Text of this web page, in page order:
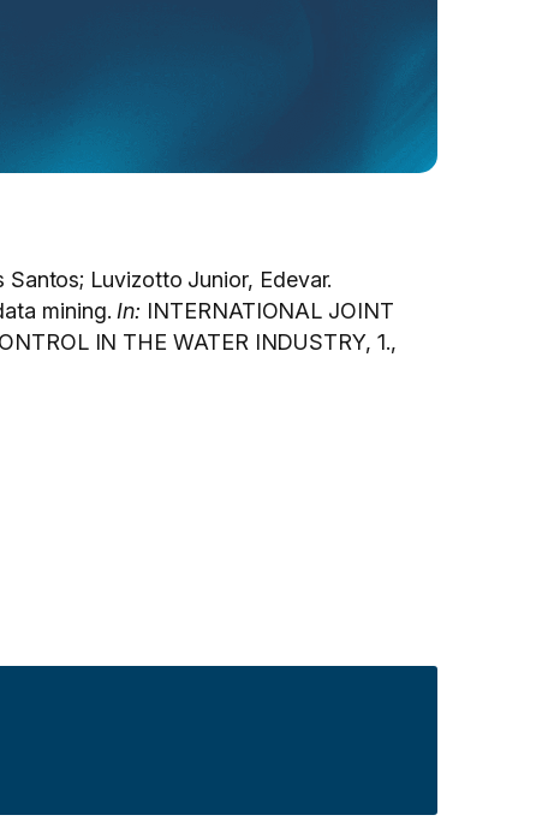
Santos; Luvizotto Junior, Edevar.
mining. In: INTERNATIONAL JOINT
IN THE WATER INDUSTRY, 1.,